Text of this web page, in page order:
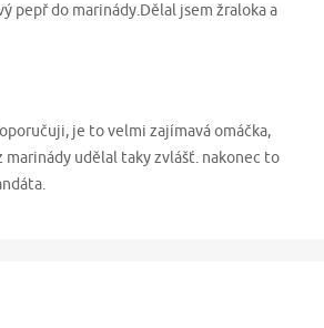
pepř do marinády.Dělal jsem žraloka a
je to velmi zajímavá omáčka,
marinády udělal taky zvlášť. nakonec to